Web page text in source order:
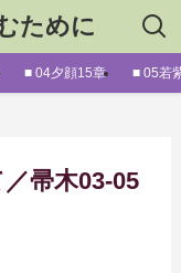
ために
■ 04夕顔15章 ■ 05若
帚木03-05